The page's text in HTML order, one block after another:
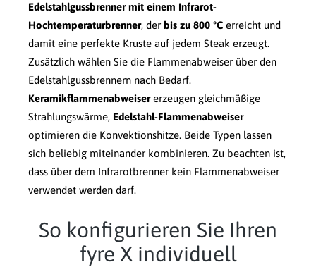
Edelstahlgussbrenner mit einem Infrarot-
Hochtemperaturbrenner, der bis zu 800 °C erreicht und
damit eine perfekte Kruste auf jedem Steak erzeugt.
Zusätzlich wählen Sie die Flammenabweiser über den
Edelstahlgussbrennern nach Bedarf.
Keramikflammenabweisererzeugen gleichmäßige
Strahlungswärme, Edelstahl-Flammenabweiser
optimieren die Konvektionshitze. Beide Typen lassen
sich beliebig miteinander kombinieren. Zu beachten ist,
dass über dem Infrarotbrenner kein Flammenabweiser
verwendet werden darf.
So konfigurieren Sie Ihren
fyre X individuell